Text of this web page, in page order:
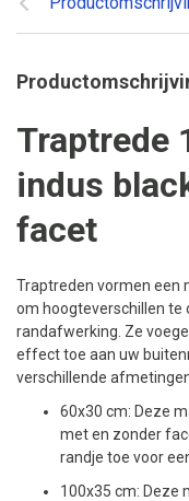
Traptrede
indus
facet
Traptreden vormen een
om hoogteverschillen te
randafwerking. Ze
effect toe aan uw
verschillende
60x30 cm: Deze
met en zonder
randje toe voor
100x35 cm: Deze